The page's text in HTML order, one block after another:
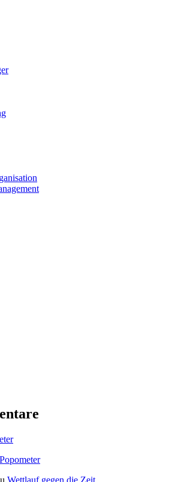
Popometer
Wettlauf gegen die Zeit